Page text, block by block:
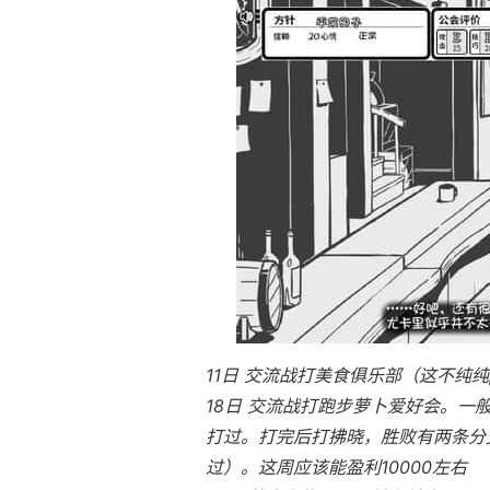
11日 交流战打美食俱乐部（这不纯
18日 交流战打跑步萝卜爱好会。一
打过。打完后打拂晓，胜败有两条
过）。这周应该能盈利10000左右